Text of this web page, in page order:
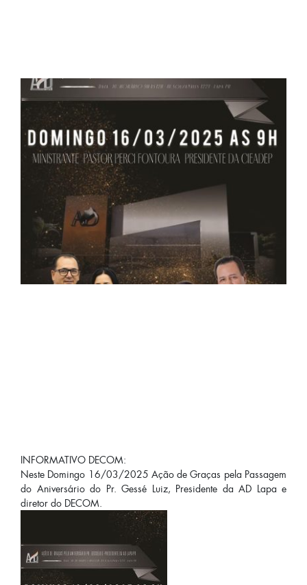
INFORMATIVO DECOM:
Neste Domingo 16/03/2025 Ação de Graças pela Passagem
do Aniversário do Pr. Gessé Luiz, Presidente da AD Lapa e
diretor do DECOM.